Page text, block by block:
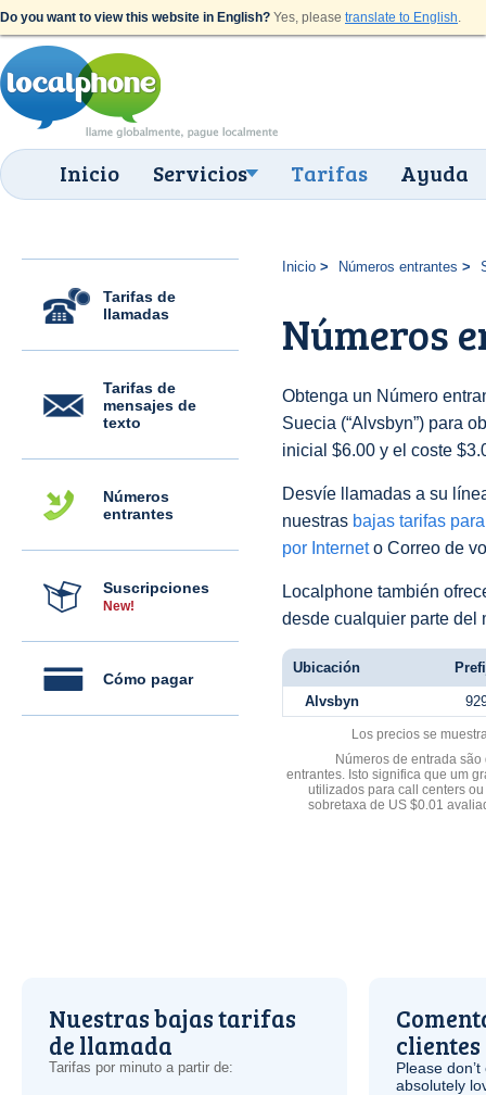
Do you want to view this website in English? Yes, please translate to English.
Inicio Servicios Tarifas Ayuda
Tarifas de
llamadas
Tarifas de
mensajes de
texto
Números
entrantes
Suscripciones
New!
Cómo pagar
Inicio Números entrantes
Números
Obtenga un Número
Suecia (“Alvsbyn”) para
inicial $6.00 y el coste
Desvíe llamadas a su
nuestras bajas tarifas
por Interneto Correo de
Localphone también
desde cualquier parte del
Ubicación
Alvsbyn
Los precios se
Números de entrada
entrantes. Isto significa que um
utilizados para call centers
sobretaxa de US $0.01
Nuestras bajas tarifas
de llamada
Tarifas por minuto a partir de:
clientes
Please
absolutely